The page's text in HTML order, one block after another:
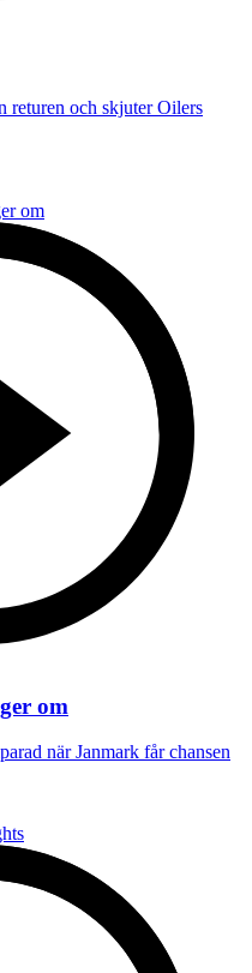
och skjuter Oilers
om
när Janmark får chansen